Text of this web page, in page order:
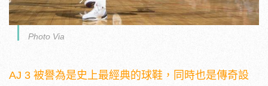
Photo Via
AJ 3 被譽為是史上最經典的球鞋，同時也是傳奇設